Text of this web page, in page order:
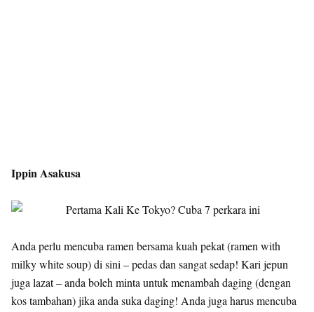
Ippin Asakusa
Anda perlu mencuba ramen bersama kuah pekat (ramen with
milky white soup) di sini – pedas dan sangat sedap! Kari jepun
juga lazat – anda boleh minta untuk menambah daging (dengan
kos tambahan) jika anda suka daging! Anda juga harus mencuba